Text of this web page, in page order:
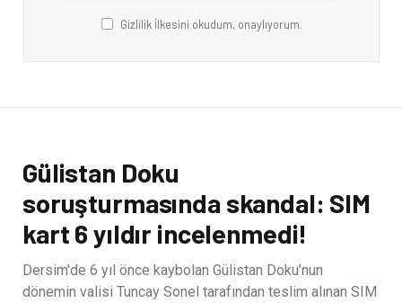
Gizlilik İlkesini okudum, onaylıyorum.
Gülistan Doku
soruşturmasında skandal: SIM
kart 6 yıldır incelenmedi!
Dersim'de 6 yıl önce kaybolan Gülistan Doku’nun
dönemin valisi Tuncay Sonel tarafından teslim alınan SIM